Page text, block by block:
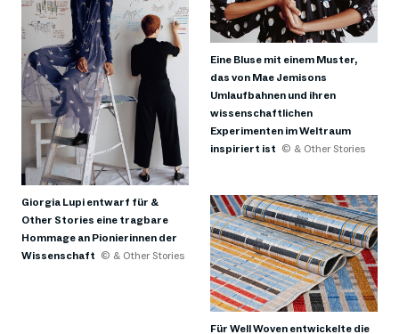
Giorgia Lupi entwarf für &
Other Stories eine tragbare
Hommage an Pionierinnen der
Wissenschaft © & Other Stories
Eine Bluse mit einem Muster,
das von Mae Jemisons
Umlaufbahnen und ihren
wissenschaftlichen
Experimenten im Weltraum
inspiriert ist © & Other Stories
Für Well Woven entwickelte die